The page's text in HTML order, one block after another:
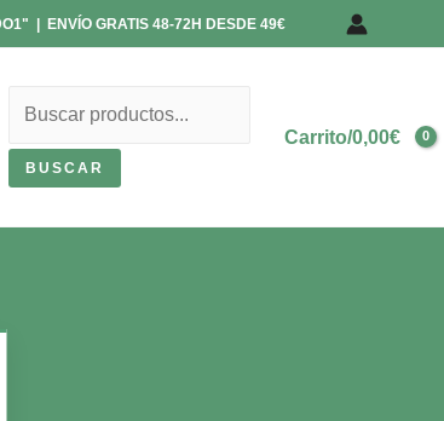
| ENVÍO GRATIS 48-72H DESDE 49€
BUSCAR
Carrito/0,00€